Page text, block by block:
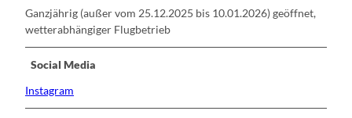
Ganzjährig (außer vom 25.12.2025 bis 10.01.2026) geöffnet,
wetterabhängiger Flugbetrieb
Social Media
Instagram